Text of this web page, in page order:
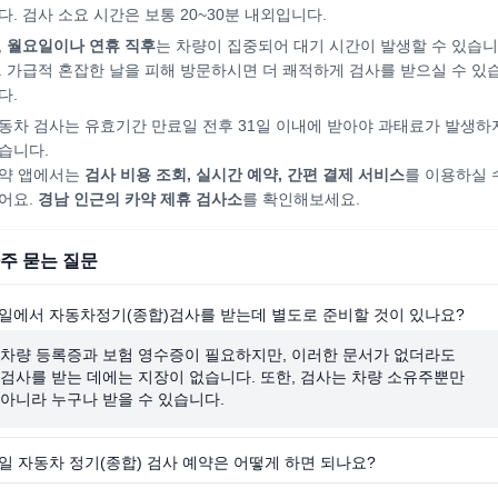
. 검사 소요 시간은 보통 20~30분 내외입니다.
월요일이나 연휴 직후는 차량이 집중되어 대기 시간이 발생할 수 있습니
가급적 혼잡한 날을 피해 방문하시면 더 쾌적하게 검사를 받으실 수 있
.
차 검사는 유효기간 만료일 전후 31일 이내에 받아야 과태료가 발생하
니다.
앱에서는 검사 비용 조회, 실시간 예약, 간편 결제 서비스를 이용하실
요. 경남인근의 카약 제휴 검사소를 확인해보세요.
묻는 질문
에서 자동차정기(종합)검사를 받는데 별도로 준비할 것이 있나요?
차량 등록증과 보험 영수증이 필요하지만, 이러한 문서가 없더라도
검사를 받는 데에는 지장이 없습니다. 또한, 검사는 차량 소유주뿐만
아니라 누구나 받을 수 있습니다.
자동차 정기(종합) 검사 예약은 어떻게 하면 되나요?